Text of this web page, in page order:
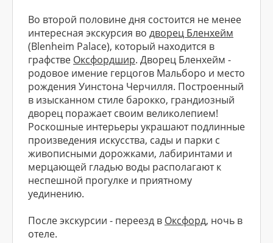
Во второй половине дня состоится не менее
интересная экскурсия во дворец Бленхейм
(Blenheim Palace), который находится в
графстве Оксфордшир. Дворец Бленхейм -
родовое имение герцогов Мальборо и место
рождения Уинстона Черчилля. Построенный
в изысканном стиле барокко, грандиозный
дворец поражает своим великолепием!
Роскошные интерьеры украшают подлинные
произведения искусства, сады и парки с
живописными дорожками, лабиринтами и
мерцающей гладью воды располагают к
неспешной прогулке и приятному
уединению.
После экскурсии - переезд в Оксфорд, ночь в
отеле.